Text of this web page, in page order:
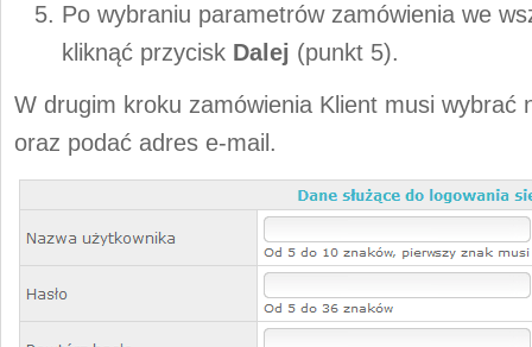
Po wybraniu parametrów zamówienia we
kliknąć przycisk Dalej (punkt 5).
W drugim kroku zamówienia Klient musi wybrać
oraz podać adres e-mail.